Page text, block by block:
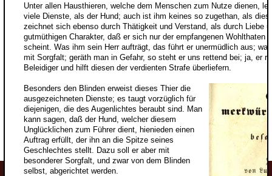
Unter allen Hausthieren, welche dem Menschen zum Nutze dienen,
viele Dienste, als der Hund; auch ist ihm keines so zugethan, als
zeichnet sich ebenso durch Thätigkeit und Verstand, als durch Liebe
gutmüthigen Charakter, daß er sich nur der empfangenen Wohlthaten
scheint. Was ihm sein Herr aufträgt, das führt er unermüdlich aus;
mit Sorgfalt; geräth man in Gefahr, so steht er uns rettend bei; ja, er
Beleidiger und hilft diesen der verdienten Strafe überliefern.
Besonders den Blinden erweist dieses Thier die
ausgezeichneten Dienste; es taugt vorzüglich für
diejenigen, die des Augenlichtes beraubt sind. Man
kann sagen, daß der Hund, welcher diesem
Unglücklichen zum Führer dient, hienieden einen
Auftrag erfüllt, der ihn an die Spitze seines
Geschlechtes stellt. Dazu soll er aber mit
besonderer Sorgfalt, und zwar von dem Blinden
selbst, abgerichtet werden.